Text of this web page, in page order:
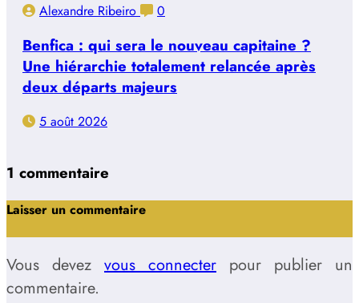
Alexandre Ribeiro 0
Benfica : qui sera le nouveau capitaine ?
Une hiérarchie totalement relancée après
deux départs majeurs
5 août 2026
1 commentaire
Laisser un commentaire
Vous devez vous connecter pour publier un
commentaire.